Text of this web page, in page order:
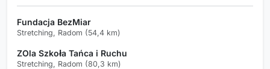
Fundacja BezMiar
Stretching, Radom (54,4 km)
ZOla Szkoła Tańca i Ruchu
Stretching, Radom (80,3 km)